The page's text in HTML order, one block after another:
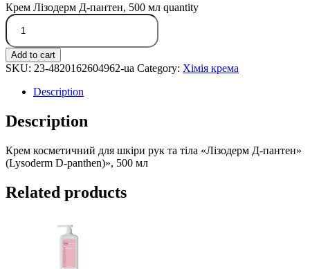
Крем Лізодерм Д-пантен, 500 мл quantity
Add to cart
SKU: 23-4820162604962-ua Category: Хімія крема
Description
Description
Крем косметичний для шкіри рук та тіла «Лізодерм Д-пантен»
(Lysoderm D-panthen)», 500 мл
Related products